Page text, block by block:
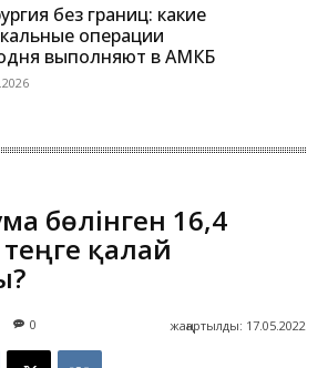
без границ: какие
операции
выполняют в АМКБ